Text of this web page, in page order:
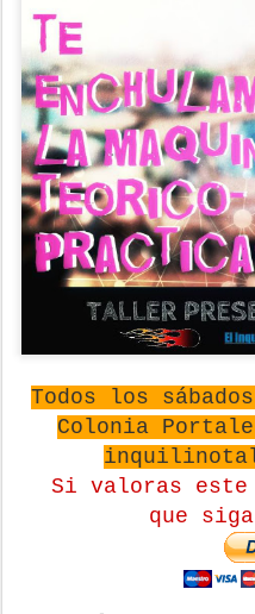
Todos los
Colonia
Si valoras este
que